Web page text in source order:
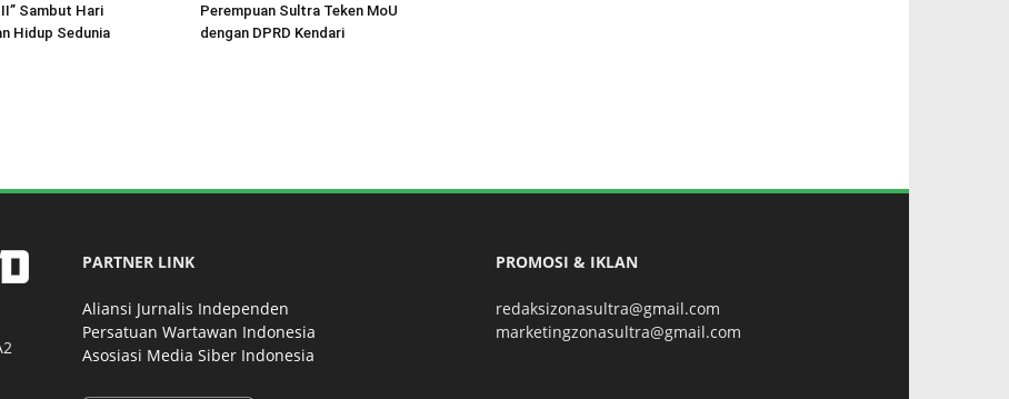
Sambut Hari
Hidup Sedunia
Perempuan Sultra Teken MoU
dengan DPRD Kendari
PARTNER LINK
Aliansi Jurnalis Independen
Persatuan Wartawan Indonesia
Asosiasi Media Siber Indonesia
PROMOSI & IKLAN
redaksizonasultra@gmail.com
marketingzonasultra@gmail.com